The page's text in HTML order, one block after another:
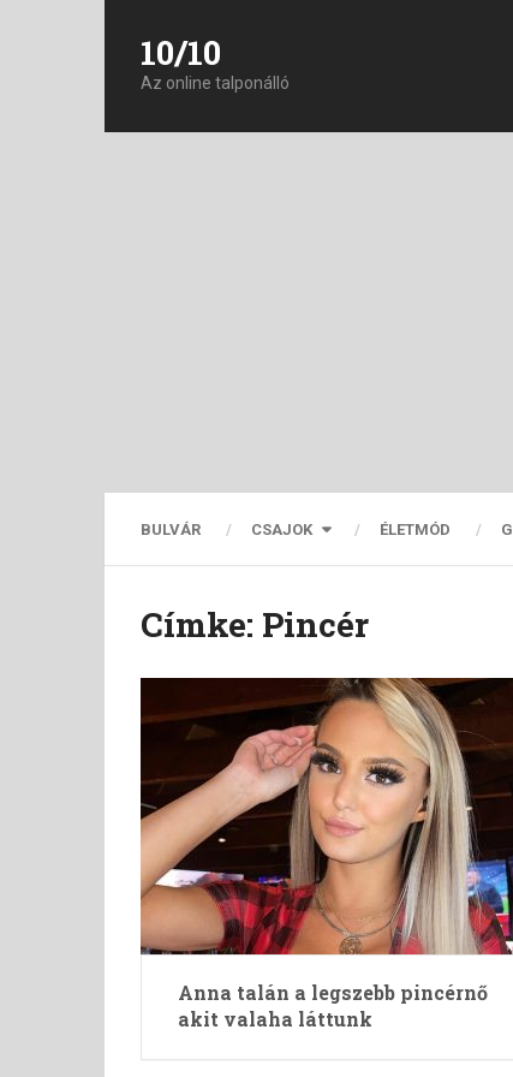
10/10
Az online talponálló
BULVÁR CSAJOK ÉLETMÓD
Címke: Pincér
Anna talán a legszebb pincérnő
akit valaha láttunk